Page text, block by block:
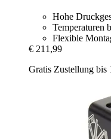
Hohe
Temperaturen
Flexible
€ 211,99
Gratis Zustellung bis